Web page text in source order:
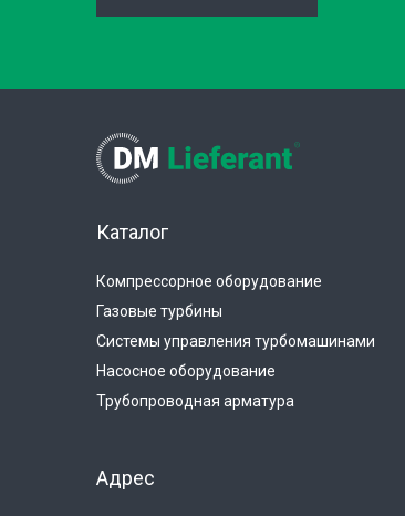
Каталог
Компрессорное оборудование
Газовые турбины
Системы управления турбомашинами
Насосное оборудование
Трубопроводная арматура
Адрес